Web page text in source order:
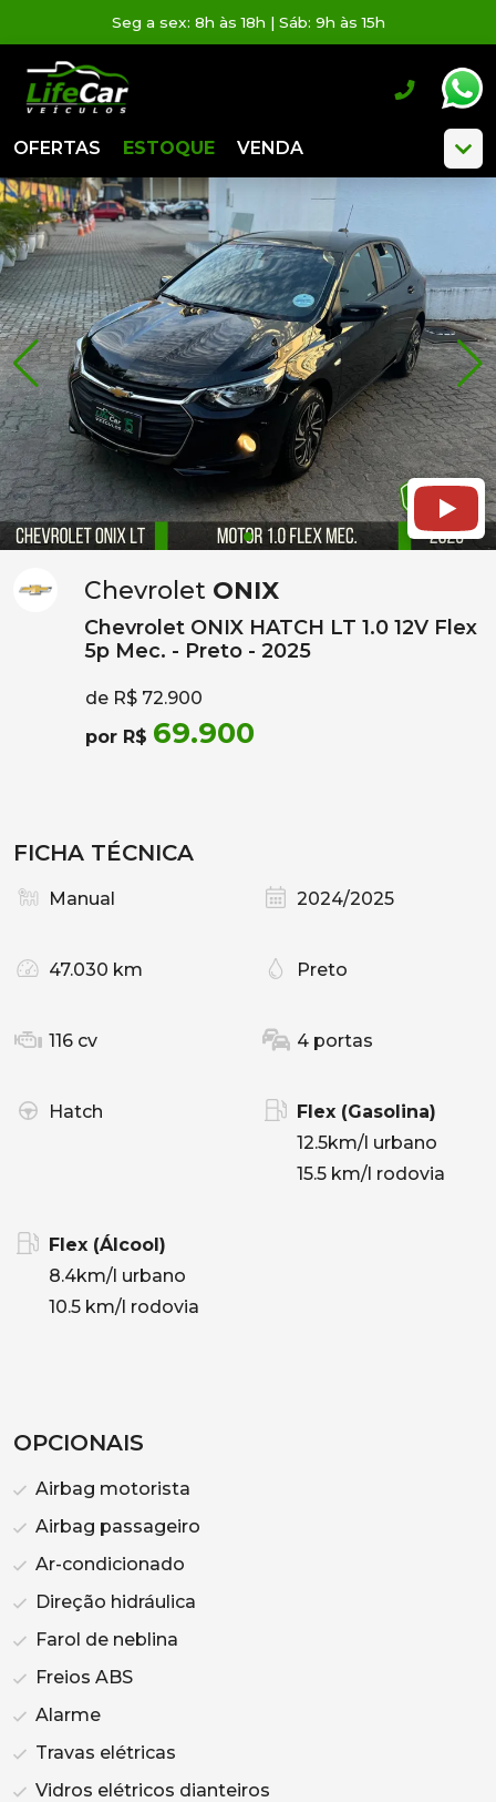
Seg a sex: 8h às 18h | Sáb: 9h às 15h
OFERTAS ESTOQUE VENDA
Chevrolet ONIX
Chevrolet ONIX HATCH LT 1.0 12V Flex
5p Mec. - Preto - 2025
de R$ 72.900
por R$ 69.900
FICHA TÉCNICA
Manual 2024/2025
47.030 km Preto
116 cv 4 portas
Hatch
Flex (Gasolina)
12.5km/l urbano
15.5 km/l rodovia
Flex (Álcool)
8.4km/l urbano
10.5 km/l rodovia
OPCIONAIS
Airbag motorista
Airbag passageiro
Ar-condicionado
Direção hidráulica
Farol de neblina
Freios ABS
Alarme
Travas elétricas
Vidros elétricos dianteiros